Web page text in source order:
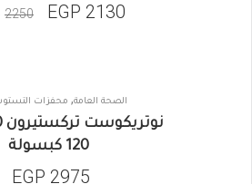
2250 EGP 2130
الصحة العامة, محفزات
120 كبسولة
EGP 2975